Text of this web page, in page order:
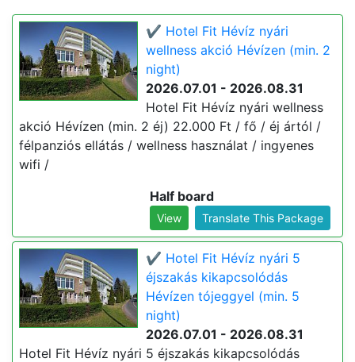
✔️ Hotel Fit Hévíz nyári
wellness akció Hévízen (min. 2
night)
2026.07.01 - 2026.08.31
Hotel Fit Hévíz nyári wellness
akció Hévízen (min. 2 éj) 22.000 Ft / fő / éj ártól /
félpanziós ellátás / wellness használat / ingyenes
wifi /
Half board
View Translate This Package
✔️ Hotel Fit Hévíz nyári 5
éjszakás kikapcsolódás
Hévízen tójeggyel (min. 5
night)
2026.07.01 - 2026.08.31
Hotel Fit Hévíz nyári 5 éjszakás kikapcsolódás